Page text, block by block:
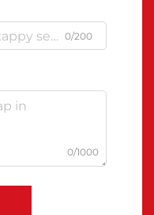
0/200
0/1000